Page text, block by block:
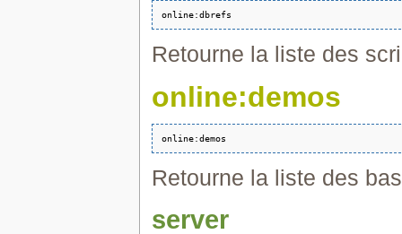
Retourne la liste des
online:demos
Retourne la liste des
server